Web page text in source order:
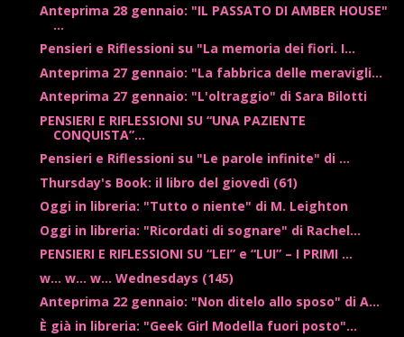
Anteprima 28 gennaio: "IL PASSATO DI AMBER HOUSE"
...
Pensieri e Riflessioni su "La memoria dei fiori. I...
Anteprima 27 gennaio: "La fabbrica delle meravigli...
Anteprima 27 gennaio: "L'oltraggio" di Sara Bilotti
PENSIERI E RIFLESSIONI SU “UNA PAZIENTE
CONQUISTA”...
Pensieri e Riflessioni su "Le parole infinite" di ...
Thursday's Book: il libro del giovedì (61)
Oggi in libreria: "Tutto o niente" di M. Leighton
Oggi in libreria: "Ricordati di sognare" di Rachel...
PENSIERI E RIFLESSIONI SU “LEI” e “LUI” – I PRIMI ...
w... w... w... Wednesdays (145)
Anteprima 22 gennaio: "Non ditelo allo sposo" di A...
È già in libreria: "Geek Girl Modella fuori posto"...